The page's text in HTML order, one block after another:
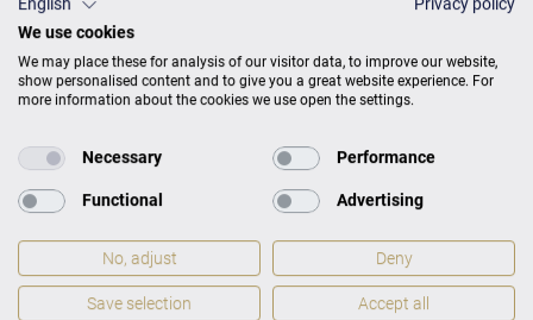
PREISLISTE HERUNTERLADEN
English
Privacy policy
We use cookies
We may place these for analysis of our visitor data, to improve our website,
show personalised content and to give you a great website experience. For
more information about the cookies we use open the settings.
Necessary Performance
Functional Advertising
No, adjust Deny
Save selection Accept all